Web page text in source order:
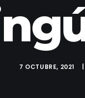
7 OCTUBRE, 2021